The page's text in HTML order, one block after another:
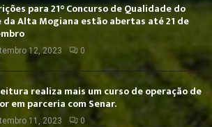
para 21° Concurso de Qualidade do
da Alta Mogiana estão abertas até 21 de
12, 2023 0
realiza mais um curso de operação de
em parceria com Senar.
11, 2023 0